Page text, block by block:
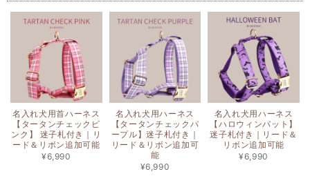
名入れ犬用首ハーネス
【タータンチェックピ
ンク】 迷子札付き｜リ
ード＆リボン追加可能
¥6,990
名入れ犬用ハーネス
【タータンチェックパ
ープル】迷子札付き｜
リード＆リボン追加可
能
¥6,990
名入れ犬用ハーネス
【ハロウィンバット】
迷子札付き｜リード＆
リボン追加可能
¥6,990